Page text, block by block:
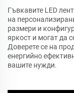
Гъвкавите LED
на
размери и
яркост и могат да
Доверете се на
енергийно
вашите нужди.